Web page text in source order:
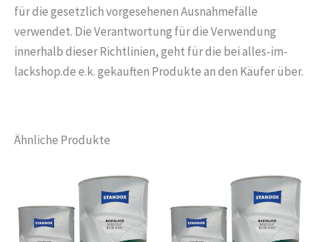
für die gesetzlich vorgesehenen Ausnahmefälle
verwendet. Die Verantwortung für die Verwendung
innerhalb dieser Richtlinien, geht für die bei alles-im-
lackshop.de e.k. gekauften Produkte an den Käufer über.
Ähnliche Produkte